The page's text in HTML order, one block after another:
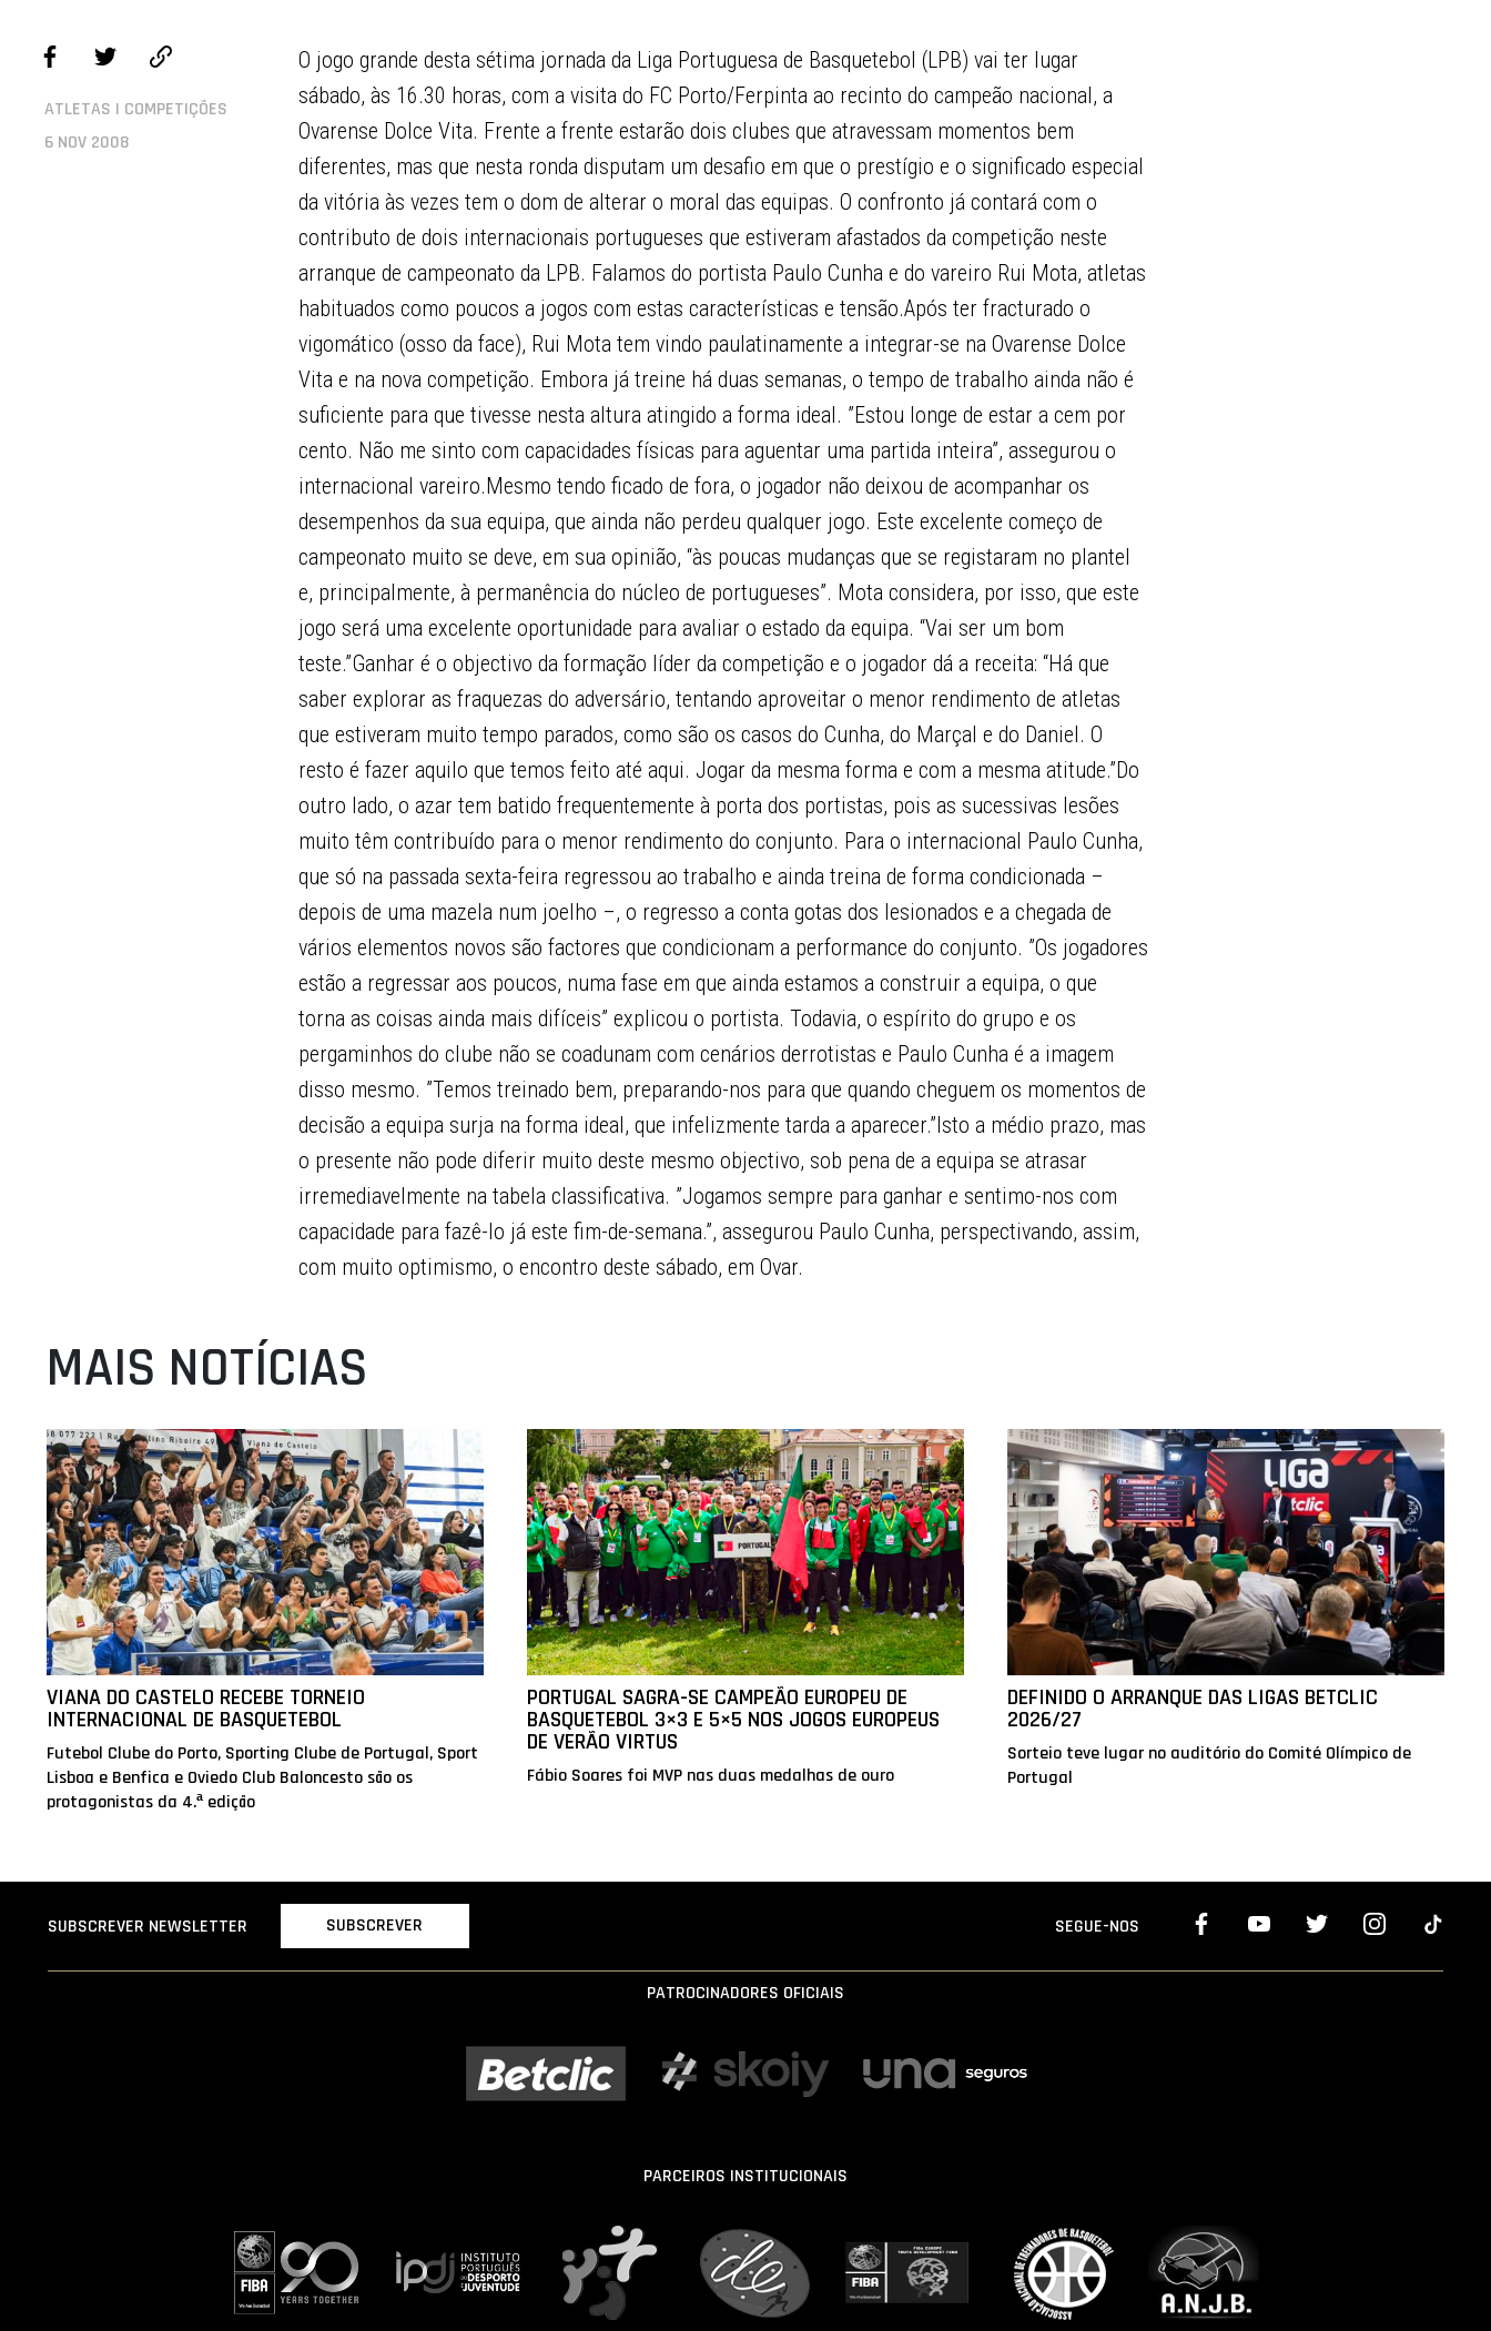
ATLETAS | COMPETIÇÕES
6 NOV 2008
O jogo grande desta sétima jornada da Liga Portuguesa de Basquetebol (LPB) vai ter lugar
sábado, às 16.30 horas, com a visita do FC Porto/Ferpinta ao recinto do campeão nacional, a
Ovarense Dolce Vita. Frente a frente estarão dois clubes que atravessam momentos bem
diferentes, mas que nesta ronda disputam um desafio em que o prestígio e o significado especial
da vitória às vezes tem o dom de alterar o moral das equipas. O confronto já contará com o
contributo de dois internacionais portugueses que estiveram afastados da competição neste
arranque de campeonato da LPB. Falamos do portista Paulo Cunha e do vareiro Rui Mota, atletas
habituados como poucos a jogos com estas características e tensão.Após ter fracturado o
vigomático (osso da face), Rui Mota tem vindo paulatinamente a integrar-se na Ovarense Dolce
Vita e na nova competição. Embora já treine há duas semanas, o tempo de trabalho ainda não é
suficiente para que tivesse nesta altura atingido a forma ideal. ”Estou longe de estar a cem por
cento. Não me sinto com capacidades físicas para aguentar uma partida inteira”, assegurou o
internacional vareiro.Mesmo tendo ficado de fora, o jogador não deixou de acompanhar os
desempenhos da sua equipa, que ainda não perdeu qualquer jogo. Este excelente começo de
campeonato muito se deve, em sua opinião, “às poucas mudanças que se registaram no plantel
e, principalmente, à permanência do núcleo de portugueses”. Mota considera, por isso, que este
jogo será uma excelente oportunidade para avaliar o estado da equipa. “Vai ser um bom
teste.”Ganhar é o objectivo da formação líder da competição e o jogador dá a receita: “Há que
saber explorar as fraquezas do adversário, tentando aproveitar o menor rendimento de atletas
que estiveram muito tempo parados, como são os casos do Cunha, do Marçal e do Daniel. O
resto é fazer aquilo que temos feito até aqui. Jogar da mesma forma e com a mesma atitude.”Do
outro lado, o azar tem batido frequentemente à porta dos portistas, pois as sucessivas lesões
muito têm contribuído para o menor rendimento do conjunto. Para o internacional Paulo Cunha,
que só na passada sexta-feira regressou ao trabalho e ainda treina de forma condicionada –
depois de uma mazela num joelho –, o regresso a conta gotas dos lesionados e a chegada de
vários elementos novos são factores que condicionam a performance do conjunto. ”Os jogadores
estão a regressar aos poucos, numa fase em que ainda estamos a construir a equipa, o que
torna as coisas ainda mais difíceis” explicou o portista. Todavia, o espírito do grupo e os
pergaminhos do clube não se coadunam com cenários derrotistas e Paulo Cunha é a imagem
disso mesmo. ”Temos treinado bem, preparando-nos para que quando cheguem os momentos de
decisão a equipa surja na forma ideal, que infelizmente tarda a aparecer.”Isto a médio prazo, mas
o presente não pode diferir muito deste mesmo objectivo, sob pena de a equipa se atrasar
irremediavelmente na tabela classificativa. ”Jogamos sempre para ganhar e sentimo-nos com
capacidade para fazê-lo já este fim-de-semana.”, assegurou Paulo Cunha, perspectivando, assim,
com muito optimismo, o encontro deste sábado, em Ovar.
MAIS NOTÍCIAS
VIANA DO CASTELO RECEBE TORNEIO
INTERNACIONAL DE BASQUETEBOL
Futebol Clube do Porto, Sporting Clube de Portugal, Sport
Lisboa e Benfica e Oviedo Club Baloncesto são os
protagonistas da 4.ª edição
PORTUGAL SAGRA-SE CAMPEÃO EUROPEU DE
BASQUETEBOL 3×3 E 5×5 NOS JOGOS EUROPEUS
DE VERÃO VIRTUS
Fábio Soares foi MVP nas duas medalhas de ouro
DEFINIDO O ARRANQUE DAS LIGAS BETCLIC
2026/27
Sorteio teve lugar no auditório do Comité Olímpico de
Portugal
SUBSCREVER NEWSLETTER SUBSCREVER SEGUE-NOS
PATROCINADORES OFICIAIS
PARCEIROS INSTITUCIONAIS